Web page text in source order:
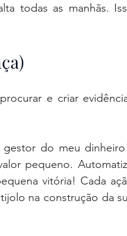
todas as manhãs.
e criar
gestor do meu
pequeno.
vitória! Cada
na construção da